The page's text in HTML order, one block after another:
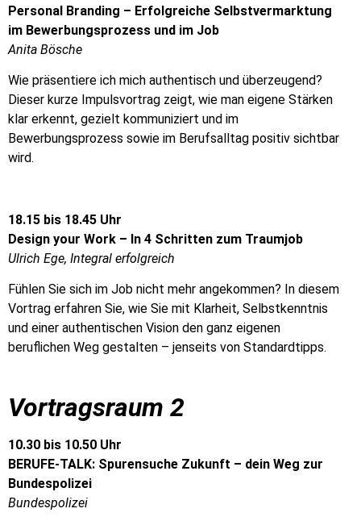
Personal Branding – Erfolgreiche Selbstvermarktung
im Bewerbungsprozess und im Job
Anita Bösche
Wie präsentiere ich mich authentisch und überzeugend?
Dieser kurze Impulsvortrag zeigt, wie man eigene Stärken
klar erkennt, gezielt kommuniziert und im
Bewerbungsprozess sowie im Berufsalltag positiv sichtbar
wird.
18.15 bis 18.45 Uhr
Design your Work – In 4 Schritten zum Traumjob
Ulrich Ege, Integral erfolgreich
Fühlen Sie sich im Job nicht mehr angekommen? In diesem
Vortrag erfahren Sie, wie Sie mit Klarheit, Selbstkenntnis
und einer authentischen Vision den ganz eigenen
beruflichen Weg gestalten – jenseits von Standardtipps.
Vortragsraum 2
10.30 bis 10.50 Uhr
BERUFE-TALK: Spurensuche Zukunft – dein Weg zur
Bundespolizei
Bundespolizei